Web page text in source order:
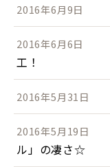
2016年6月9日
2016年6月6日
工！
2016年5月31日
2016年5月19日
ル」の凄さ☆